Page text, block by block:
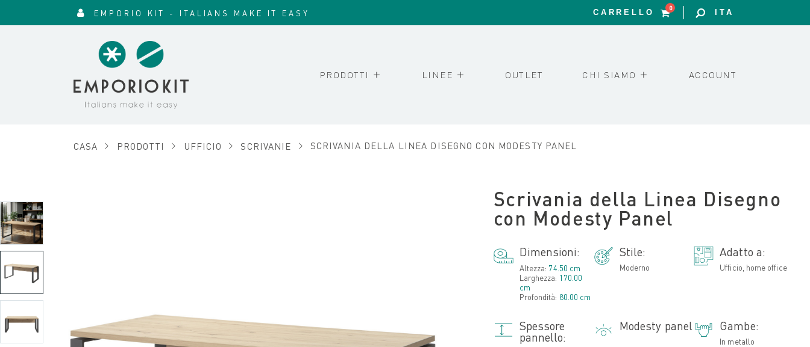
EMPORIO KIT - ITALIANS MAKE IT EASY CARRELLO 0 ITA
PRODOTTI LINEE OUTLET CHI SIAMO ACCOUNT
CASA PRODOTTI UFFICIO SCRIVANIE SCRIVANIA DELLA LINEA DISEGNO CON MODESTY PANEL
Scrivania della Linea Disegno
con Modesty Panel
Dimensioni:
Altezza: 74.50 cm
Larghezza: 170.00
cm
Profondità: 80.00 cm
Stile:
Moderno
Adatto a:
Ufficio, home office
Spessore
pannello:
Modesty panel Gambe:
In metallo